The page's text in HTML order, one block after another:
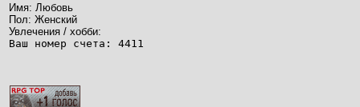
Имя: Любовь
Пол: Женский
Увлечения / хобби:
Ваш номер счета: 4411